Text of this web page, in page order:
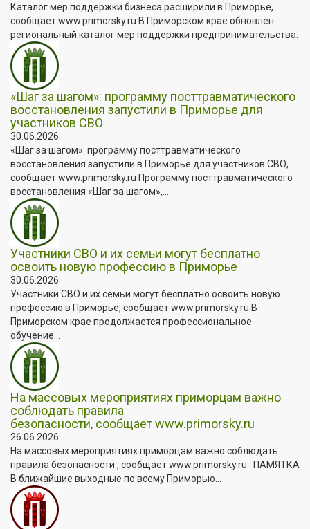
Каталог мер поддержки бизнеса расширили в Приморье,
сообщает www.primorsky.ru В Приморском крае обновлён
региональный каталог мер поддержки предпринимательства.
«Шаг за шагом»: программу посттравматического
восстановления запустили в Приморье для
участников СВО
30.06.2026
«Шаг за шагом»: программу посттравматического
восстановления запустили в Приморье для участников СВО,
сообщает www.primorsky.ru Программу посттравматического
восстановления «Шаг за шагом»,...
Участники СВО и их семьи могут бесплатно
освоить новую профессию в Приморье
30.06.2026
Участники СВО и их семьи могут бесплатно освоить новую
профессию в Приморье, сообщает www.primorsky.ru В
Приморском крае продолжается профессиональное
обучение...
На массовых мероприятиях приморцам важно
соблюдать правила
безопасности, сообщает www.primorsky.ru
26.06.2026
На массовых мероприятиях приморцам важно соблюдать
правила безопасности , сообщает www.primorsky.ru . ПАМЯТКА
В ближайшие выходные по всему Приморью...